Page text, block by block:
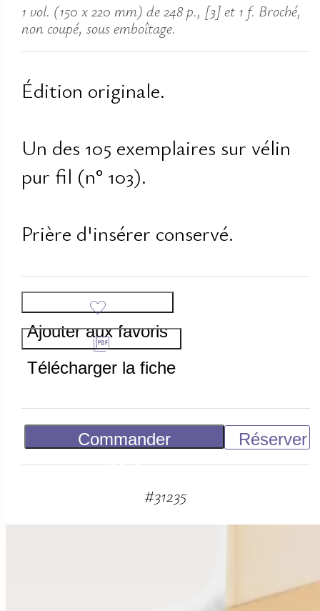
1 vol. (150 x 220 mm) de 248 p., [3] et 1 f. Broché,
non coupé, sous emboîtage.
Édition originale.
Un des 105 exemplaires sur vélin
pur fil (n° 103).
Prière d'insérer conservé.
Ajouter aux favoris
Télécharger la fiche
Commander
Réserver
#31235